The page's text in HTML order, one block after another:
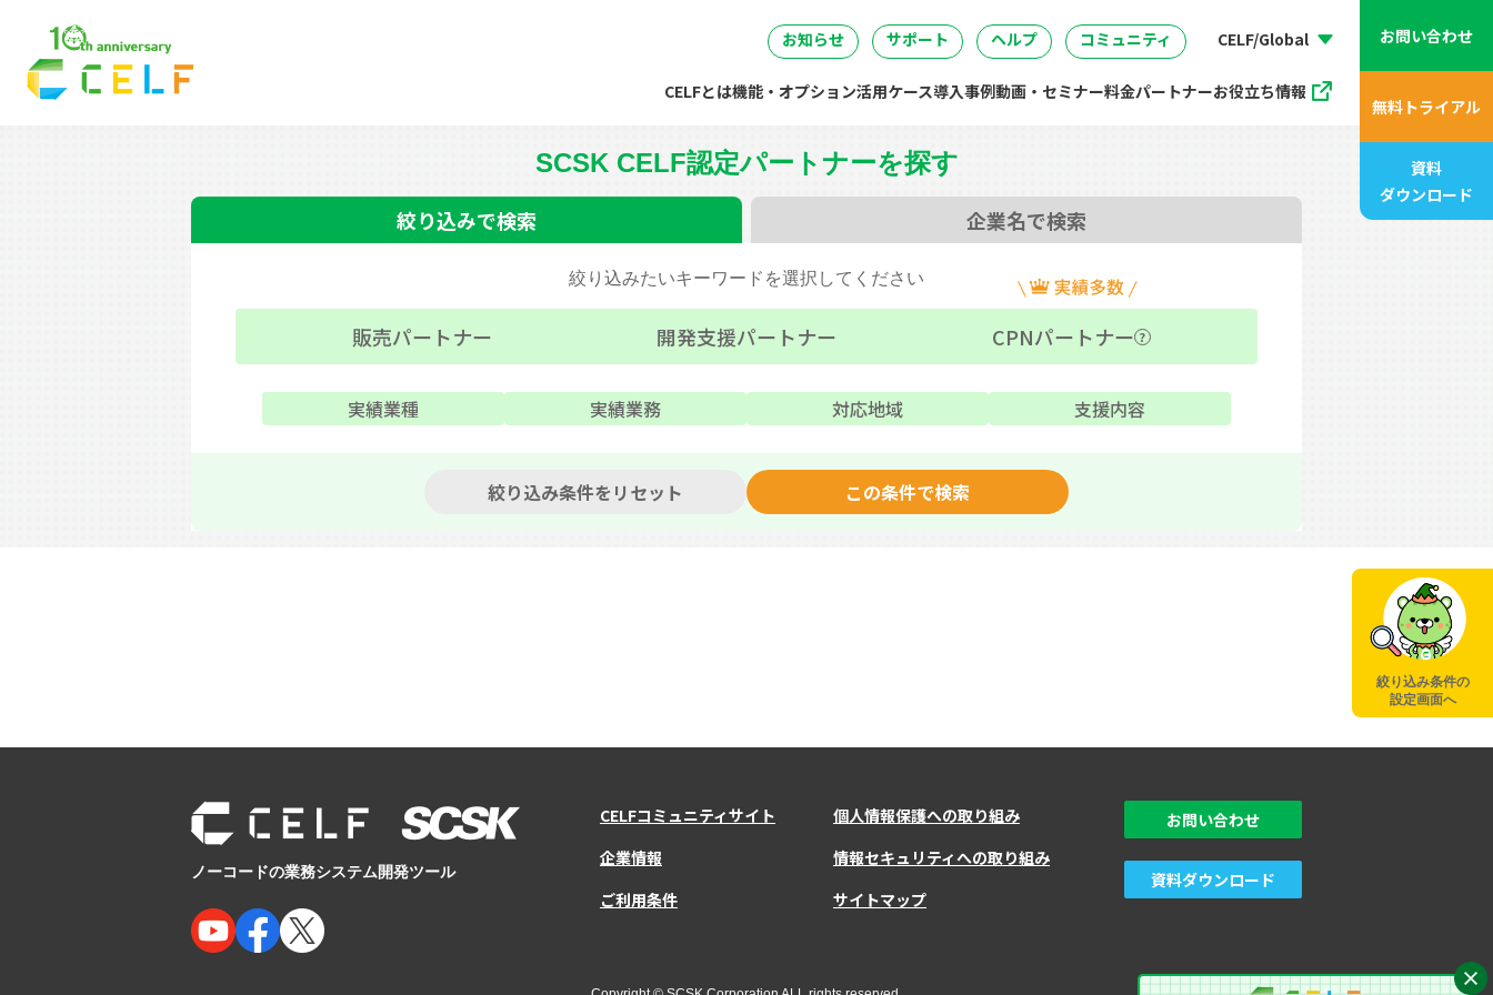
お知らせ サポート ヘルプ コミュニティ CELF/Global
CELFとは機能・オプション活用ケース導入事例動画・セミナー
無料IT講座
料金パートナー
販売支援プログラム
お役立ち情報
お問い合わせ
無料トライアル
資料
ダウンロード
SCSK CELF認定パートナーを探す
絞り込みで検索 企業名で検索
絞り込みたいキーワードを選択してください
販売パートナー 開発支援パートナー CPNパートナー ?
実績業種 実績業務 対応地域 支援内容
この条件で検索
絞り込み条件をリセット
絞り込み条件の
設定画面へ
ノーコードの業務システム開発ツール
CELFコミュニティサイト
企業情報
ご利用条件
個人情報保護への取り組み
情報セキュリティへの取り組み
サイトマップ
お問い合わせ
資料ダウンロード